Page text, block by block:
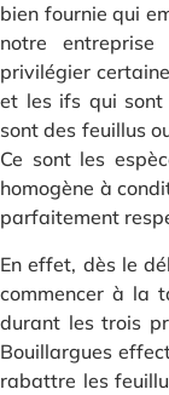
bien fournie qui
notre
privilégier
et les ifs qui sont
sont des feuillus
Ce sont les
homogène à
parfaitement
En effet, dès le
commencer à la
durant les trois
Bouillargues
rabattre les